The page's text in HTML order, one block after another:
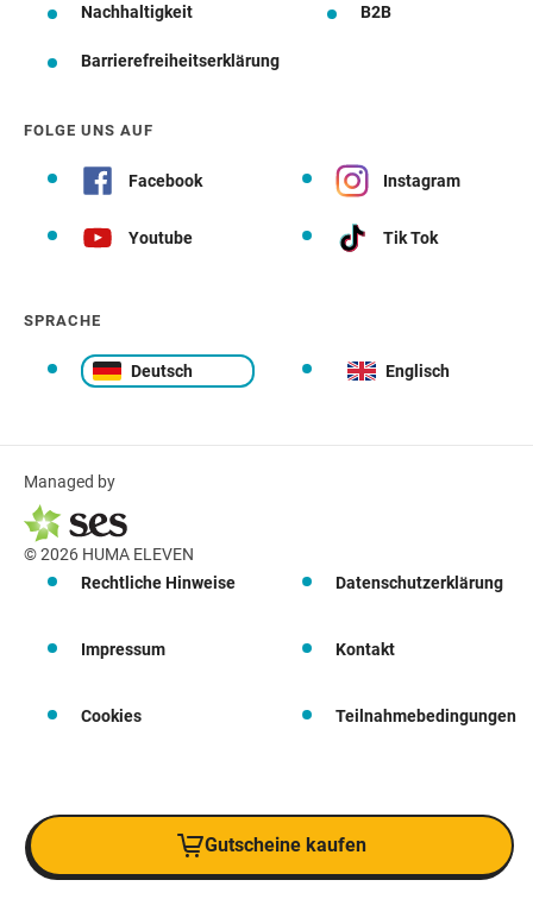
Nachhaltigkeit B2B
Barrierefreiheitserklärung
FOLGE UNS AUF
Facebook Instagram
Youtube Tik Tok
SPRACHE
Deutsch Englisch
Managed by
© 2026 HUMA ELEVEN
Rechtliche Hinweise
Datenschutzerklärung
Impressum Kontakt
Cookies Teilnahmebedingungen
Gutscheine kaufen